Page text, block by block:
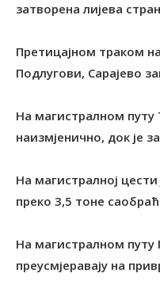
затворена лијева
Претицајном траком
Подлугови, Сарајево
На магистралном путу
наизмјенично, док је
На магистралној
преко 3,5 тоне
На магистралном путу
преусмјеравају на